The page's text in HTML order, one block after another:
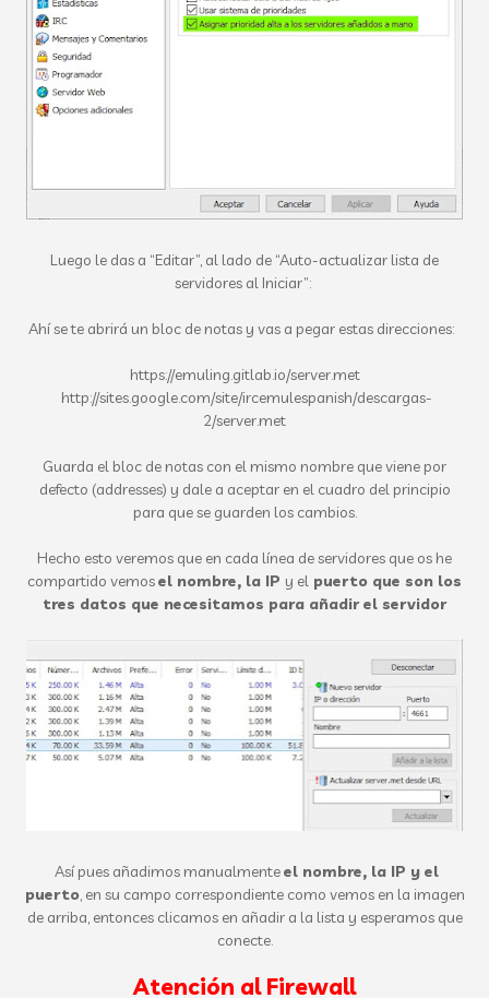
Luego le das a “Editar”, al lado de “Auto-actualizar lista de
servidores al Iniciar”:
Ahí se te abrirá un bloc de notas y vas a pegar estas direcciones:
https://emuling.gitlab.io/server.met
http://sites.google.com/site/ircemulespanish/descargas-
2/server.met
Guarda el bloc de notas con el mismo nombre que viene por
defecto (addresses) y dale a aceptar en el cuadro del principio
para que se guarden los cambios.
Hecho esto veremos que en cada línea de servidores que os he
compartido vemosel nombre, la IP y el puerto que son los
tres datos que necesitamos para añadir el servidor
Así pues añadimos manualmenteel nombre, la IP y el
puerto, en su campo correspondiente como vemos en la imagen
de arriba, entonces clicamos en añadir a la lista y esperamos que
conecte.
Atención al Firewall